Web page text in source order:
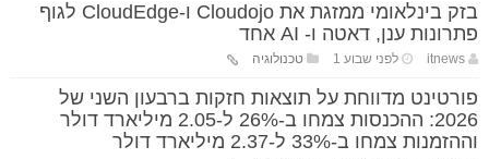
בזק בינלאומי ממזגת את Cloudojo ו-CloudEdge לגוף
פתרונות ענן, דאטה ו- AI אחד
itnews לפני שבוע 1 טכנולוגיה
פורטינט מדווחת על תוצאות חזקות ברבעון השני של
2026: ההכנסות צמחו ב-26% ל-2.05 מיליארד דולר
וההזמנות צמחו ב-33% ל-2.37 מיליארד דולר